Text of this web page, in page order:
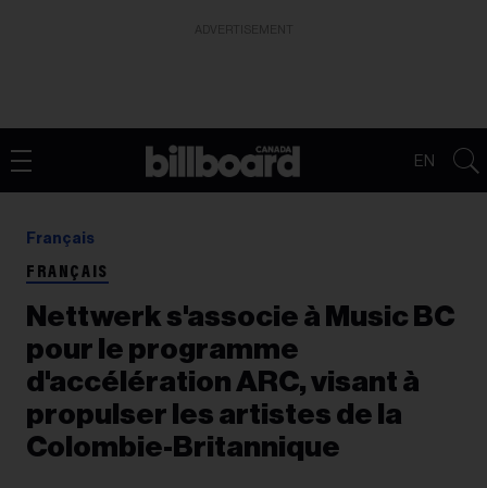
EN
Français
FRANÇAIS
Nettwerk s'associe à Music BC
pour le programme
d'accélération ARC, visant à
propulser les artistes de la
Colombie-Britannique